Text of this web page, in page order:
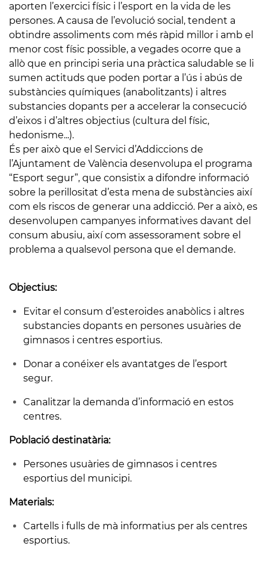
aporten l’exercici físic i l’esport en la vida de les
persones. A causa de l’evolució social, tendent a
obtindre assoliments com més ràpid millor i amb el
menor cost físic possible, a vegades ocorre que a
allò que en principi seria una pràctica saludable se li
sumen actituds que poden portar a l’ús i abús de
substàncies químiques (anabolitzants) i altres
substancies dopants per a accelerar la consecució
d’eixos i d’altres objectius (cultura del físic,
hedonisme...).
És per això que el Servici d’Addiccions de
l’Ajuntament de València desenvolupa el programa
“Esport segur”, que consistix a difondre informació
sobre la perillositat d’esta mena de substàncies així
com els riscos de generar una addicció. Per a això, es
desenvolupen campanyes informatives davant del
consum abusiu, així com assessorament sobre el
problema a qualsevol persona que el demande.
Objectius:
Evitar el consum d’esteroides anabòlics i altres
substancies dopants en persones usuàries de
gimnasos i centres esportius.
Donar a conéixer els avantatges de l’esport
segur.
Canalitzar la demanda d’informació en estos
centres.
Població destinatària:
Persones usuàries de gimnasos i centres
esportius del municipi.
Materials:
Cartells i fulls de mà informatius per als centres
esportius.